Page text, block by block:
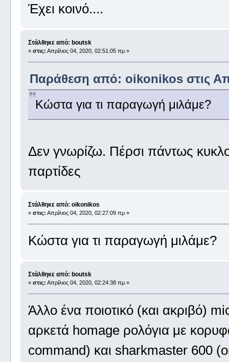
Έχει κοινό....
Στάλθηκε από: boutsk
« στις: Απρίλιος 04, 2020, 02:51:05 πμ »
Παράθεση από: oikonikos στις
Κώστα για τι παραγωγή μιλάμε?
Δεν γνωρίζω. Πέρσι πάντως
παρτίδες
Στάλθηκε από: oikonikos
« στις: Απρίλιος 04, 2020, 02:27:09 πμ »
Κώστα για τι παραγωγή μιλάμε?
Στάλθηκε από: boutsk
« στις: Απρίλιος 04, 2020, 02:24:38 πμ »
Άλλο ένα ποιοτικό (και ακριβό)
αρκετά homage ρολόγια με
command) και sharkmaster 600